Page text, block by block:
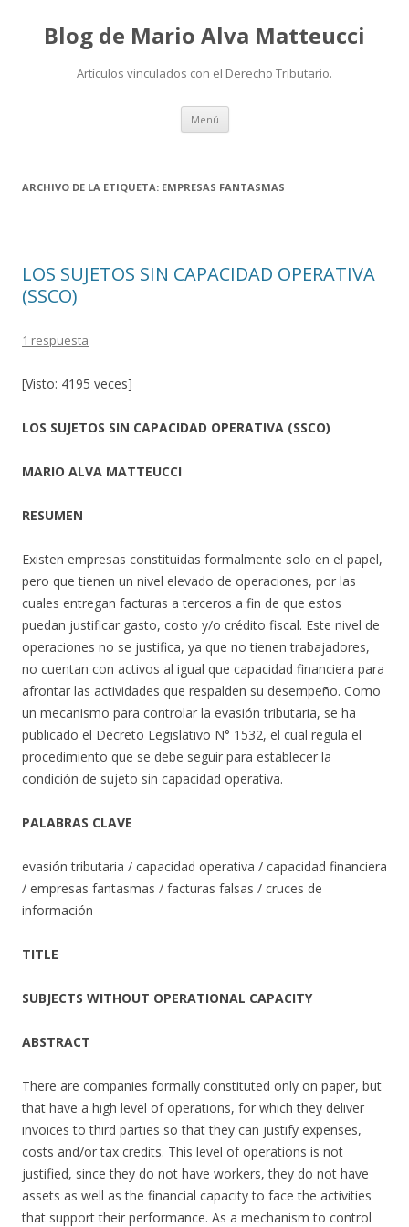
Blog de Mario Alva Matteucci
Artículos vinculados con el Derecho Tributario.
Menú Ir
contenido
ARCHIVO DE LA ETIQUETA: EMPRESAS FANTASMAS
LOS SUJETOS SIN CAPACIDAD OPERATIVA
(SSCO)
1 respuesta
[Visto: 4195 veces]
LOS SUJETOS SIN CAPACIDAD OPERATIVA (SSCO)
MARIO ALVA MATTEUCCI
RESUMEN
Existen empresas constituidas formalmente solo en el papel,
pero que tienen un nivel elevado de operaciones, por las
cuales entregan facturas a terceros a fin de que estos
puedan justificar gasto, costo y/o crédito fiscal. Este nivel de
operaciones no se justifica, ya que no tienen trabajadores,
no cuentan con activos al igual que capacidad financiera para
afrontar las actividades que respalden su desempeño. Como
un mecanismo para controlar la evasión tributaria, se ha
publicado el Decreto Legislativo N° 1532, el cual regula el
procedimiento que se debe seguir para establecer la
condición de sujeto sin capacidad operativa.
PALABRAS CLAVE
evasión tributaria / capacidad operativa / capacidad financiera
/ empresas fantasmas / facturas falsas / cruces de
información
TITLE
SUBJECTS WITHOUT OPERATIONAL CAPACITY
ABSTRACT
There are companies formally constituted only on paper, but
that have a high level of operations, for which they deliver
invoices to third parties so that they can justify expenses,
costs and/or tax credits. This level of operations is not
justified, since they do not have workers, they do not have
assets as well as the financial capacity to face the activities
that support their performance. As a mechanism to control